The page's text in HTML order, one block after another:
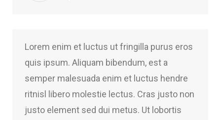
Lorem enim et luctus ut fringilla purus eros
quis ipsum. Aliquam bibendum, est a
semper malesuada enim et luctus hendre
ritnisl libero molestie lectus. Cras justo non
justo element sed dui metus. Ut lobortis